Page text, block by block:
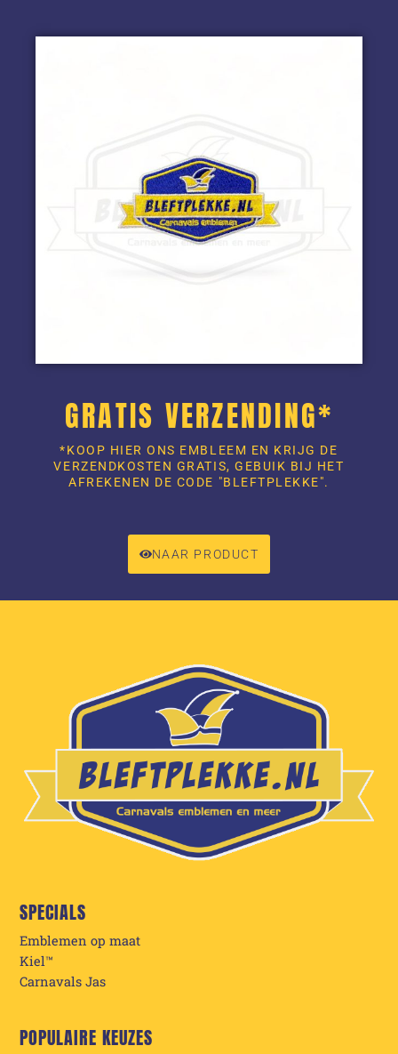
GRATIS VERZENDING*
*KOOP HIER ONS EMBLEEM EN KRIJG DE
VERZENDKOSTEN GRATIS, GEBUIK BIJ HET
AFREKENEN DE CODE "BLEFTPLEKKE".
NAAR PRODUCT
SPECIALS
Emblemen op maat
Kiel™
Carnavals Jas
POPULAIRE KEUZES